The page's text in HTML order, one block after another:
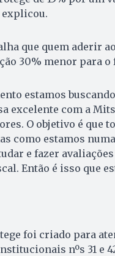
explicou.
que quem aderir
30% menor para o
estamos
excelente com a
O objetivo é que
como estamos
e fazer
Então é isso que
foi criado para
nºs 31 e